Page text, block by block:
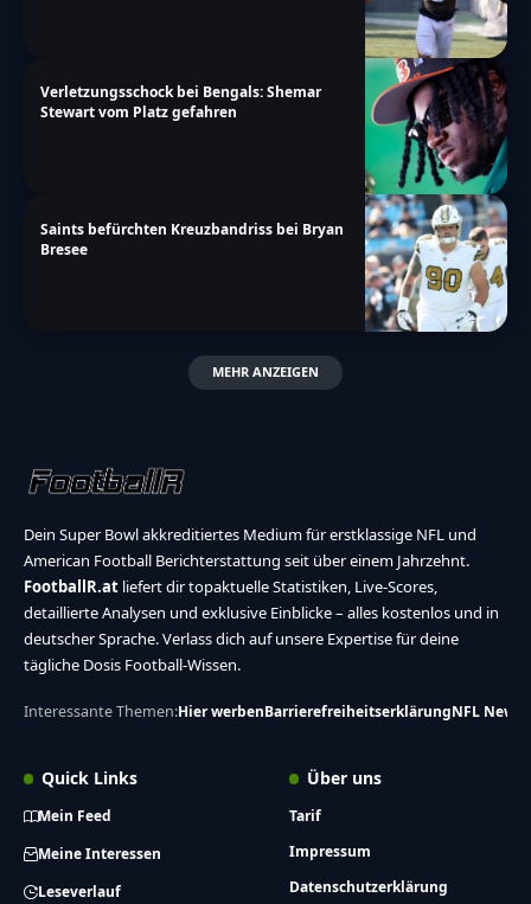
Verletzungsschock bei Bengals: Shemar
Stewart vom Platz gefahren
Saints befürchten Kreuzbandriss bei Bryan
Bresee
MEHR ANZEIGEN
Dein Super Bowl akkreditiertes Medium für erstklassige NFL und
American Football Berichterstattung seit über einem Jahrzehnt.
FootballR.at liefert dir topaktuelle Statistiken, Live-Scores,
detaillierte Analysen und exklusive Einblicke – alles kostenlos und in
deutscher Sprache. Verlass dich auf unsere Expertise für deine
tägliche Dosis Football-Wissen.
Interessante Themen:Hier werbenBarrierefreiheitserklärungNFL News
Quick Links
Mein Feed
Meine Interessen
Leseverlauf
Über uns
Tarif
Impressum
Datenschutzerklärung